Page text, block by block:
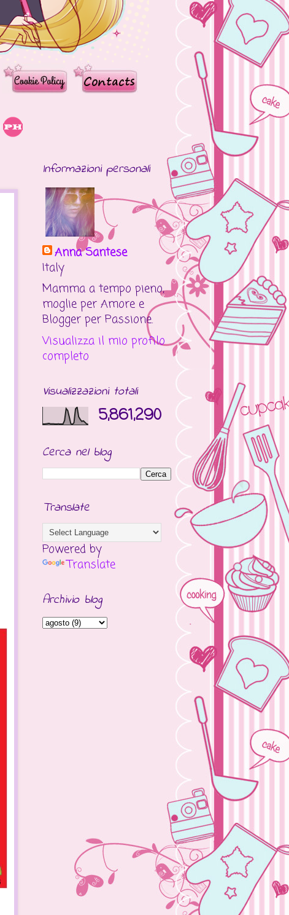
Informazioni personali
Anna Santese
Italy
Mamma a tempo pieno,
moglie per Amore e
Blogger per Passione.
Visualizza il mio profilo
completo
Visualizzazioni totali
5,861,290
Cerca nel blog
Translate
Powered by
Translate
Archivio blog